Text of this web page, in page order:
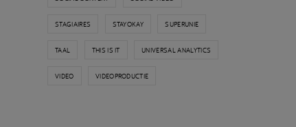
STAGIAIRES STAYOKAY SUPERUNIE
TAAL THIS IS IT UNIVERSAL ANALYTICS
VIDEO VIDEOPRODUCTIE